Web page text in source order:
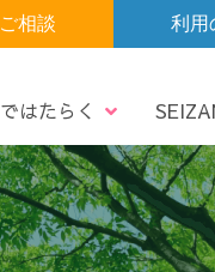
相談 利用
算報告 認定・指
賞 震災復興メ
はたらく
エントリー
ア 仙北エリア